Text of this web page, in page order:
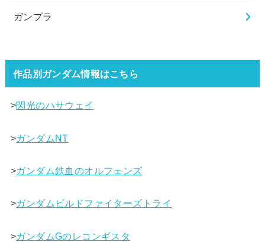
ガンプラ
作品別ガンダム情報はこちら
>閃光のハサウェイ
>ガンダムNT
>ガンダム鉄血のオルフェンズ
>ガンダムビルドファイターズトライ
>ガンダムGのレコンギスタ